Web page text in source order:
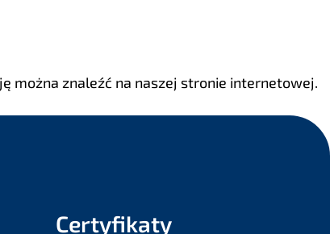
można znaleźć na naszej stronie internetowej.
Certyfikaty